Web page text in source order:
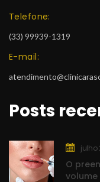
Telefone:
(33) 99939-1319
E-mail:
Posts
julho
O
volume